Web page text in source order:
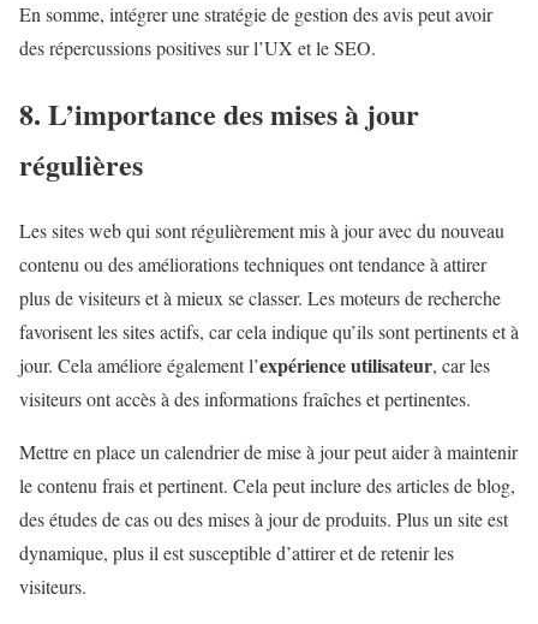
En somme, intégrer une stratégie de gestion des avis peut avoir
des répercussions positives sur l’UX et le SEO.
8. L’importance des mises à jour
régulières
Les sites web qui sont régulièrement mis à jour avec du nouveau
contenu ou des améliorations techniques ont tendance à attirer
plus de visiteurs et à mieux se classer. Les moteurs de recherche
favorisent les sites actifs, car cela indique qu’ils sont pertinents et à
jour. Cela améliore également l’expérience utilisateur, car les
visiteurs ont accès à des informations fraîches et pertinentes.
Mettre en place un calendrier de mise à jour peut aider à maintenir
le contenu frais et pertinent. Cela peut inclure des articles de blog,
des études de cas ou des mises à jour de produits. Plus un site est
dynamique, plus il est susceptible d’attirer et de retenir les
visiteurs.